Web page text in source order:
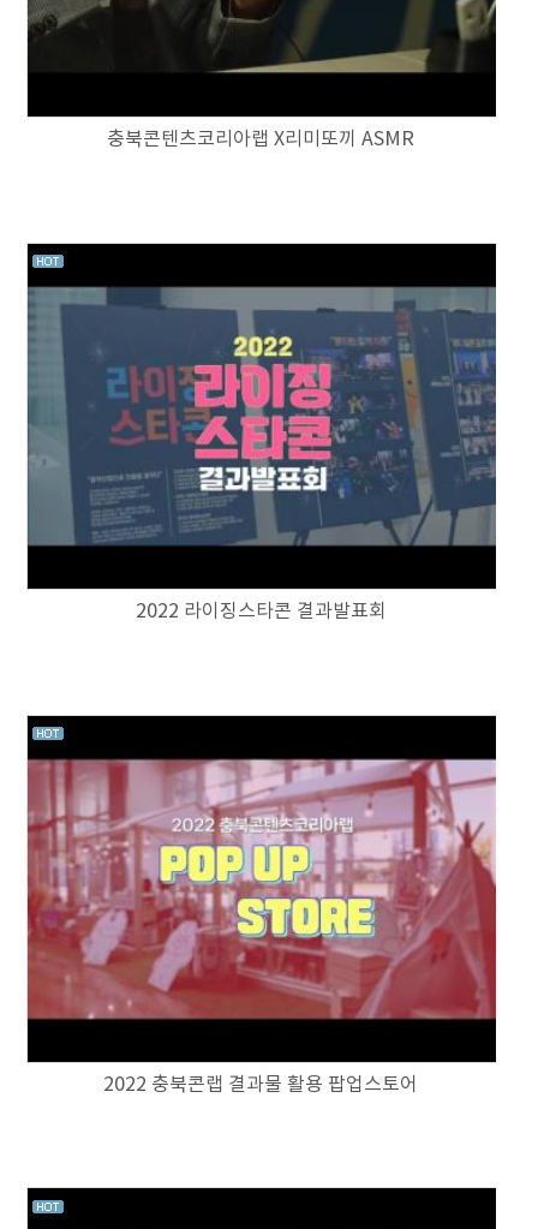
충북콘텐츠코리아랩 X리미또끼 ASMR
2022 라이징스타콘 결과발표회
2022 충북콘랩 결과물 활용 팝업스토어